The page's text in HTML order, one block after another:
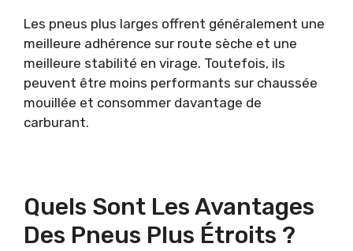
Les pneus plus larges offrent généralement une
meilleure adhérence sur route sèche et une
meilleure stabilité en virage. Toutefois, ils
peuvent être moins performants sur chaussée
mouillée et consommer davantage de
carburant.
Quels Sont Les Avantages
Des Pneus Plus Étroits ?